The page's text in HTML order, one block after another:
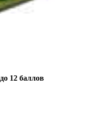
до 12 баллов